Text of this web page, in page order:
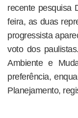
recente pesquisa
feira, as duas
progressista
voto dos
Ambiente e
preferência,
Planejamento,